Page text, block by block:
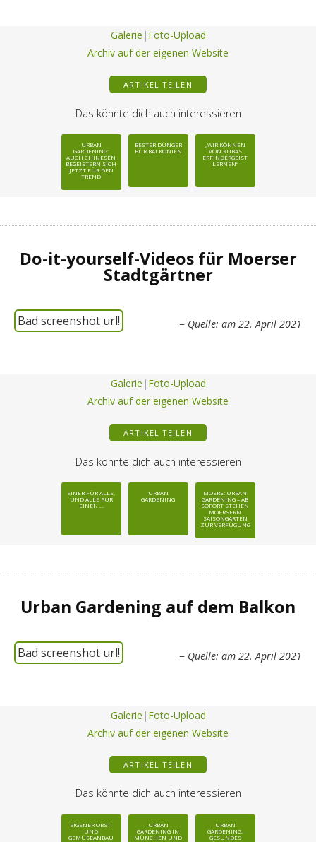
Galerie | Foto-Upload
Archiv auf der eigenen Website
ARTIKEL TEILEN
Das könnte dich auch interessieren
URBAN
GARDENING:
AUCH CHINESEN
BEGEISTERN SICH
JETZT FÜR DEN
TREND
BESTER DÜNGER
FÜR BALKONIEN
„WIR KÖNNEN
VON KUBAS
ERFINDERGEIST
LERNEN“
Do-it-yourself-Videos für Moerser
Stadtgärtner
Bad screenshot url! Quelle: am 22. April 2021
Galerie | Foto-Upload
Archiv auf der eigenen Website
ARTIKEL TEILEN
Das könnte dich auch interessieren
EINER FÜR ALLE,
UND ALLE FÜR
EINEN …
URBAN
GARDENING
MOERS: URBAN
GARDENING – AB
SOFORT STEHEN
MOERSERN
SAISONGÄRTEN
ZUR VERFÜGUNG
Urban Gardening auf dem Balkon
Bad screenshot url! Quelle: am 22. April 2021
Galerie | Foto-Upload
Archiv auf der eigenen Website
ARTIKEL TEILEN
Das könnte dich auch interessieren
EIGENER OBST-
UND
GEMÜSEANBAU
URBAN
GARDENING IN
MÜNCHEN UND
URBAN
GARDENING:
GESUNDES